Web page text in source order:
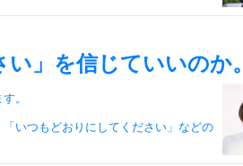
」を信じていいのか。
。
いつもどおりにしてください」などの